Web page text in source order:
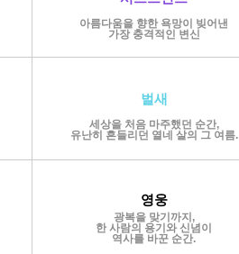
아름다움을 향한 욕망이 빚어낸
가장 충격적인 변신
벌새
세상을 처음 마주했던 순간,
유난히 흔들리던 열네 살의 그 여름.
영웅
광복을 맞기까지,
한 사람의 용기와 신념이
역사를 바꾼 순간.